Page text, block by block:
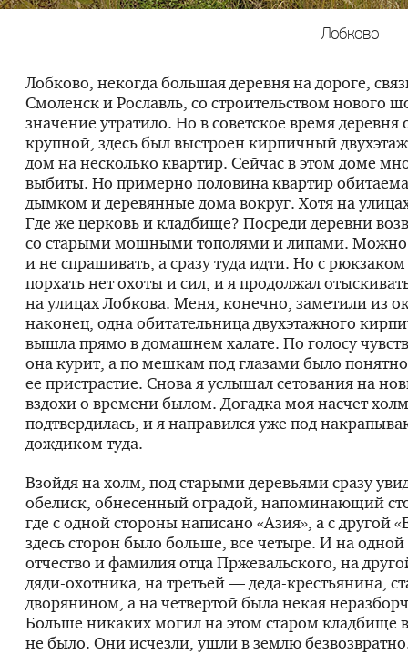
Лобково
Лобково, некогда большая деревня на дороге,
Смоленск и Рославль, со строительством нового
значение утратило. Но в советское время деревня
крупной, здесь был выстроен кирпичный
дом на несколько квартир. Сейчас в этом доме
выбиты. Но примерно половина квартир
дымком и деревянные дома вокруг. Хотя на
Где же церковь и кладбище? Посреди деревни
со старыми мощными тополями и липами.
и не спрашивать, а сразу туда идти. Но с
порхать нет охоты и сил, и я продолжал
на улицах Лобкова. Меня, конечно, заметили из
наконец, одна обитательница двухэтажного
вышла прямо в домашнем халате. По голосу
она курит, а по мешкам под глазами было
ее пристрастие. Снова я услышал сетования на
вздохи о времени былом. Догадка моя насчет
подтвердилась, и я направился уже под
дождиком туда.
Взойдя на холм, под старыми деревьями сразу
обелиск, обнесенный оградой, напоминающий
где с одной стороны написано «Азия», а с другой
здесь сторон было больше, все четыре. И на
отчество и фамилия отца Пржевальского, на
дяди-охотника, на третьей —деда-крестьянина,
дворянином, а на четвертой была некая
Больше никаких могил на этом старом кладбище
не было. Они исчезли, ушли в землю